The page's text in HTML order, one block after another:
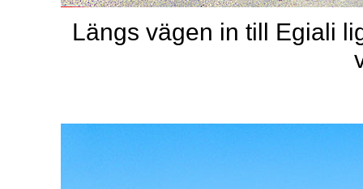
Längs vägen in till Egiali